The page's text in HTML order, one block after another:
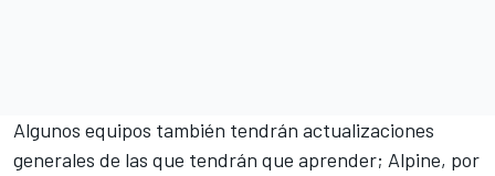
Algunos equipos también tendrán actualizaciones
generales de las que tendrán que aprender; Alpine, por